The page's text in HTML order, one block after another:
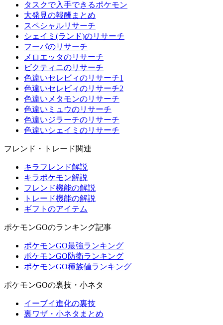
タスクで入手できるポケモン
大発見の報酬まとめ
スペシャルリサーチ
シェイミ(ランド)のリサーチ
フーパのリサーチ
メロエッタのリサーチ
ビクティニのリサーチ
色違いセレビィのリサーチ1
色違いセレビィのリサーチ2
色違いメタモンのリサーチ
色違いミュウのリサーチ
色違いジラーチのリサーチ
色違いシェイミのリサーチ
フレンド・トレード関連
キラフレンド解説
キラポケモン解説
フレンド機能の解説
トレード機能の解説
ギフトのアイテム
ポケモンGOのランキング記事
ポケモンGO最強ランキング
ポケモンGO防衛ランキング
ポケモンGO種族値ランキング
ポケモンGOの裏技・小ネタ
イーブイ進化の裏技
裏ワザ・小ネタまとめ